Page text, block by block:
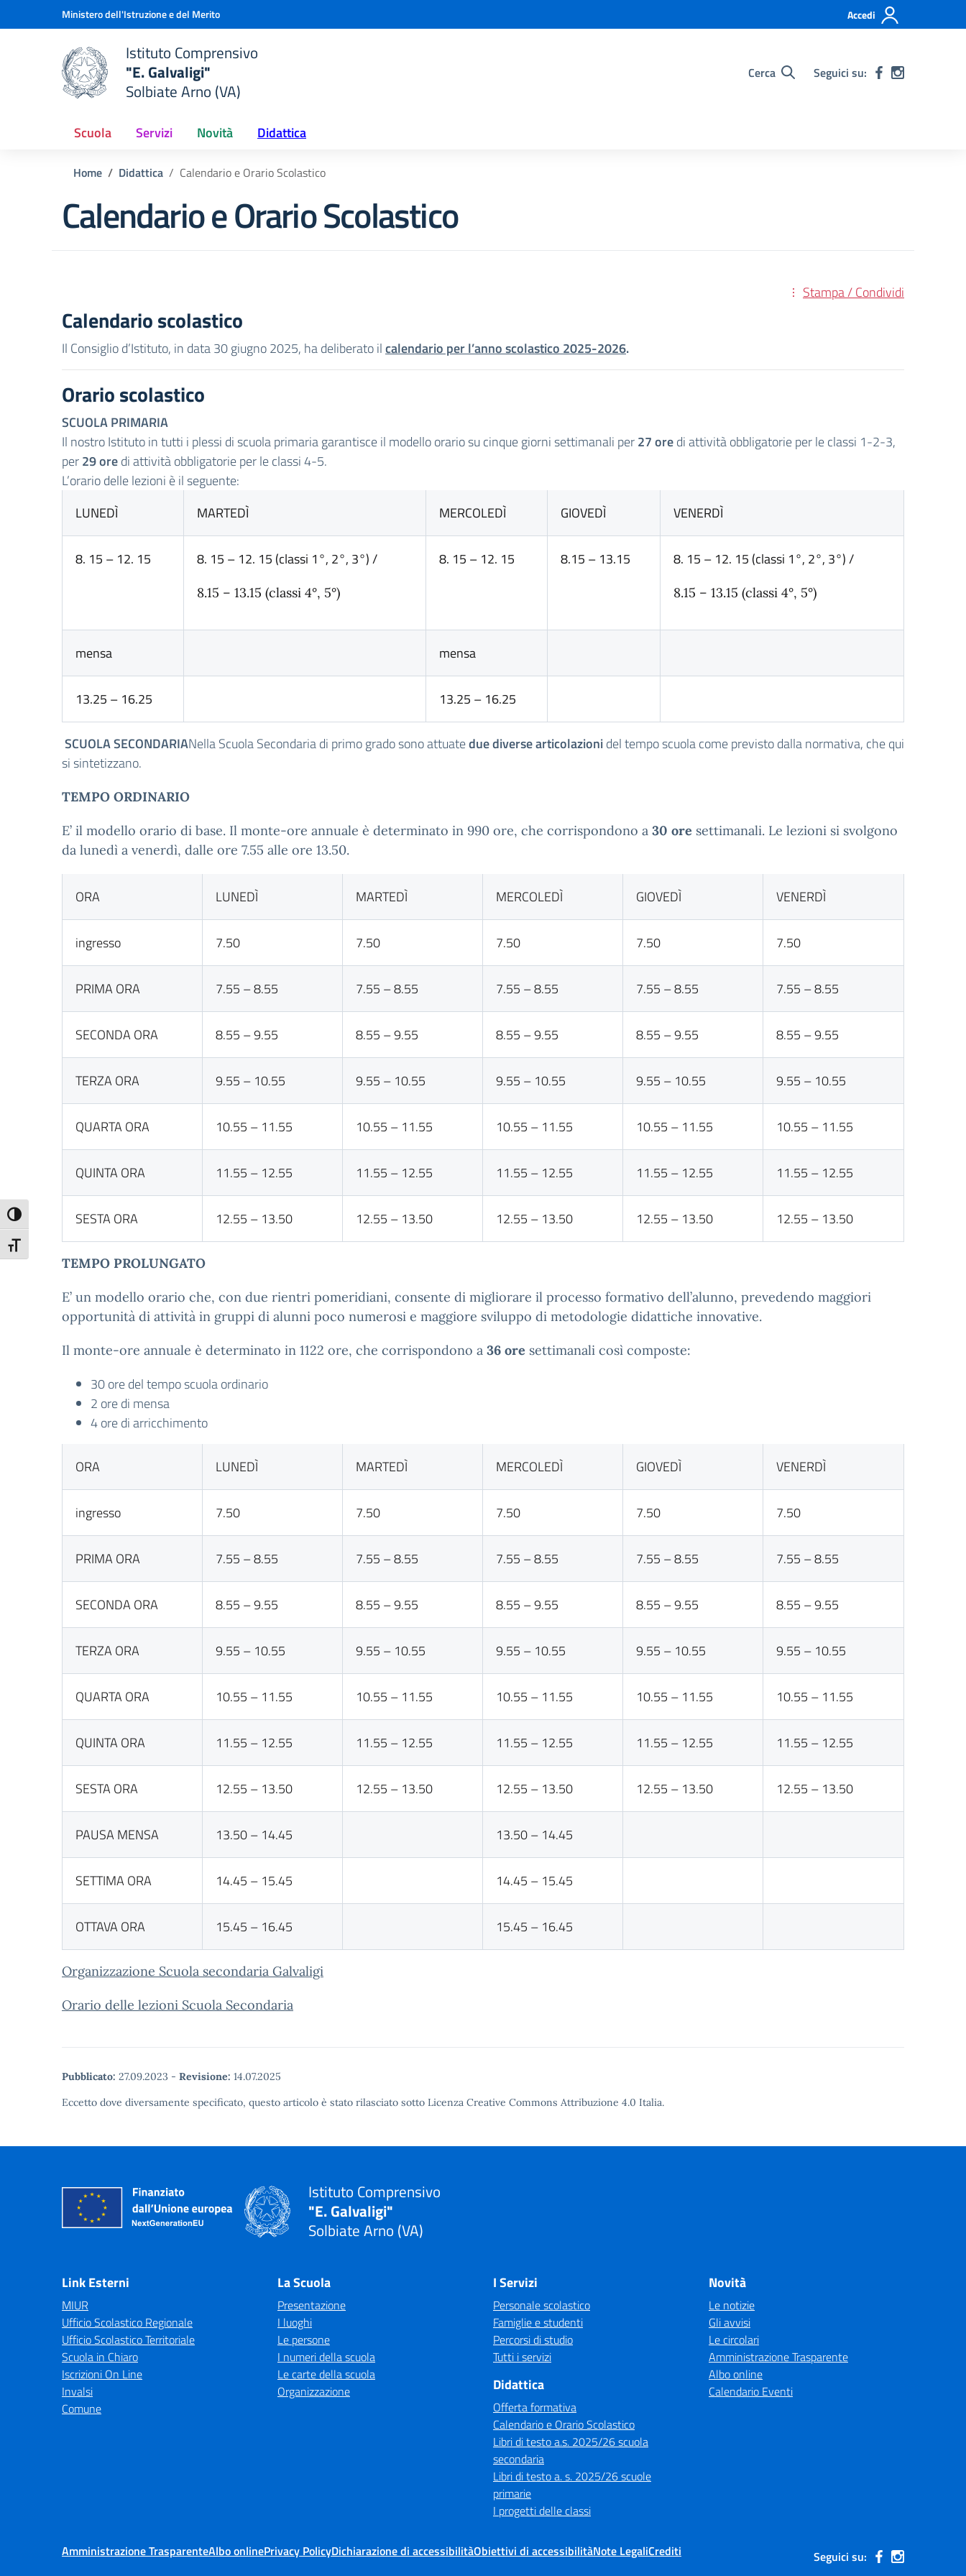
Attiva/disattiva alto contrasto
Attiva/disattiva dimensione testo
Vai ai contenuti
Vai al menu di navigazioneMinistero dell'Istruzione e del Merito Accedi
scuola
Istituto Comprensivo
"E. Galvaligi"
Solbiate Arno (VA)
Cerca Seguici su:
Scuola Servizi Novità Didattica
Home Didattica Calendario e Orario Scolastico
Calendario e Orario Scolastico
Stampa / Condividi
Calendario scolastico
Il Consiglio d’Istituto, in data 30 giugno 2025, ha deliberato ilcalendario per l’anno scolastico 2025-2026.
Orario scolastico
SCUOLA PRIMARIA
Il nostro Istituto in tutti i plessi di scuola primaria garantisce il modello orario su cinque giorni settimanali per27 oredi attività obbligatorie per le classi 1-2-3,
per29 oredi attività obbligatorie per le classi 4-5.
L’orario delle lezioni è il seguente:
LUNEDÌ
MARTEDÌ MERCOLEDÌ GIOVEDÌ VENERDÌ
8. 15 – 12. 15 8. 15 – 12. 15 (classi 1°, 2°, 3°) /
8.15 – 13.15 (classi 4°, 5°)
8. 15 – 12. 15 8.15 – 13.15 8. 15 – 12. 15 (classi 1°, 2°, 3°) /
8.15 – 13.15 (classi 4°, 5°)
mensa mensa
13.25 – 16.25 13.25 – 16.25
SCUOLA SECONDARIANella Scuola Secondaria di primo grado sono attuatedue diverse articolazionidel tempo scuola come previsto dalla normativa, che qui
si sintetizzano.
TEMPO ORDINARIO
E’ il modello orario di base. Il monte-ore annuale è determinato in 990 ore, che corrispondono a 30 ore settimanali. Le lezioni si svolgono
da lunedì a venerdì, dalle ore 7.55 alle ore 13.50.
ORA LUNEDÌ MARTEDÌ MERCOLEDÌ GIOVEDÌ VENERDÌ
ingresso 7.50 7.50 7.50 7.50 7.50
PRIMA ORA 7.55 – 8.55 7.55 – 8.55 7.55 – 8.55 7.55 – 8.55 7.55 – 8.55
SECONDA ORA 8.55 – 9.55 8.55 – 9.55 8.55 – 9.55 8.55 – 9.55 8.55 – 9.55
TERZA ORA 9.55 – 10.55 9.55 – 10.55 9.55 – 10.55 9.55 – 10.55 9.55 – 10.55
QUARTA ORA 10.55 – 11.55 10.55 – 11.55 10.55 – 11.55 10.55 – 11.55 10.55 – 11.55
QUINTA ORA 11.55 – 12.55 11.55 – 12.55 11.55 – 12.55 11.55 – 12.55 11.55 – 12.55
SESTA ORA 12.55 – 13.50 12.55 – 13.50 12.55 – 13.50 12.55 – 13.50 12.55 – 13.50
TEMPO PROLUNGATO
E’ un modello orario che, con due rientri pomeridiani, consente di migliorare il processo formativo dell’alunno, prevedendo maggiori
opportunità di attività in gruppi di alunni poco numerosi e maggiore sviluppo di metodologie didattiche innovative.
Il monte-ore annuale è determinato in 1122 ore, che corrispondono a 36 ore settimanali così composte:
30 ore del tempo scuola ordinario
2 ore di mensa
4 ore di arricchimento
ORA LUNEDÌ MARTEDÌ MERCOLEDÌ GIOVEDÌ VENERDÌ
ingresso 7.50 7.50 7.50 7.50 7.50
PRIMA ORA 7.55 – 8.55 7.55 – 8.55 7.55 – 8.55 7.55 – 8.55 7.55 – 8.55
SECONDA ORA 8.55 – 9.55 8.55 – 9.55 8.55 – 9.55 8.55 – 9.55 8.55 – 9.55
TERZA ORA 9.55 – 10.55 9.55 – 10.55 9.55 – 10.55 9.55 – 10.55 9.55 – 10.55
QUARTA ORA 10.55 – 11.55 10.55 – 11.55 10.55 – 11.55 10.55 – 11.55 10.55 – 11.55
QUINTA ORA 11.55 – 12.55 11.55 – 12.55 11.55 – 12.55 11.55 – 12.55 11.55 – 12.55
SESTA ORA 12.55 – 13.50 12.55 – 13.50 12.55 – 13.50 12.55 – 13.50 12.55 – 13.50
PAUSA MENSA 13.50 – 14.45 13.50 – 14.45
SETTIMA ORA 14.45 – 15.45 14.45 – 15.45
OTTAVA ORA 15.45 – 16.45 15.45 – 16.45
Organizzazione Scuola secondaria Galvaligi
Orario delle lezioni Scuola Secondaria
Pubblicato: 27.09.2023 - Revisione: 14.07.2025
Eccetto dove diversamente specificato, questo articolo è stato rilasciato sotto Licenza Creative Commons Attribuzione 4.0 Italia.
Istituto Comprensivo
"E. Galvaligi"
Solbiate Arno (VA)
Link Esterni
MIUR
Ufficio Scolastico Regionale
Ufficio Scolastico Territoriale
Scuola in Chiaro
Iscrizioni On Line
Invalsi
Comune
La Scuola
Presentazione
I luoghi
Le persone
I numeri della scuola
Le carte della scuola
Organizzazione
I Servizi
Personale scolastico
Famiglie e studenti
Percorsi di studio
Tutti i servizi
Didattica
Offerta formativa
Calendario e Orario Scolastico
Libri di testo a.s. 2025/26 scuola
secondaria
Libri di testo a. s. 2025/26 scuole
primarie
I progetti delle classi
Novità
Le notizie
Gli avvisi
Le circolari
Amministrazione Trasparente
Albo online
Calendario Eventi
Amministrazione TrasparenteAlbo onlinePrivacy PolicyDichiarazione di accessibilitàObiettivi di accessibilitàNote LegaliCrediti Seguici su: